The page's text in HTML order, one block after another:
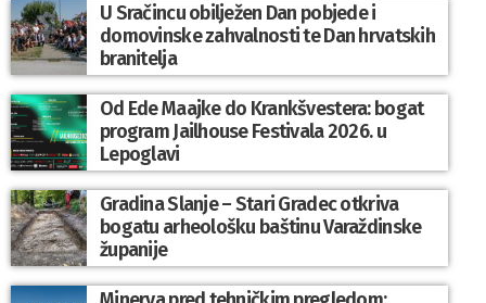
U Sračincu obilježen Dan pobjede i
domovinske zahvalnosti te Dan hrvatskih
branitelja
Od Ede Maajke do Krankšvestera: bogat
program Jailhouse Festivala 2026. u
Lepoglavi
Gradina Slanje – Stari Gradec otkriva
bogatu arheološku baštinu Varaždinske
županije